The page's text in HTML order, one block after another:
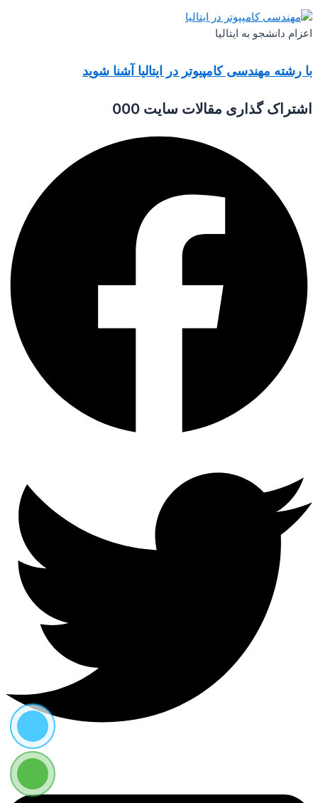
اعزام دانشجو به ایتالیا
با رشته مهندسی کامپیوتر در ایتالیا آشنا شوید
اشتراک گذاری مقالات سایت 000